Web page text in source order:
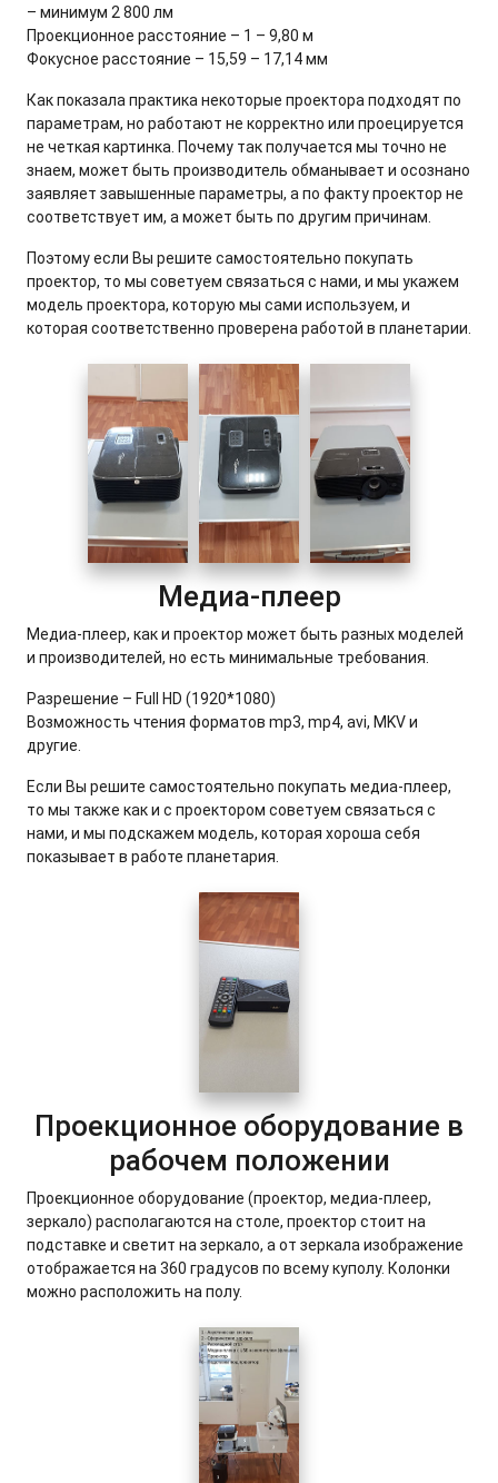
– минимум 2 800 лм
Проекционное расстояние – 1 – 9,80 м
Фокусное расстояние – 15,59 – 17,14 мм
Как показала практика некоторые проектора подходят по
параметрам, но работают не корректно или проецируется
не четкая картинка. Почему так получается мы точно не
знаем, может быть производитель обманывает и осознано
заявляет завышенные параметры, а по факту проектор не
соответствует им, а может быть по другим причинам.
Поэтому если Вы решите самостоятельно покупать
проектор, то мы советуем связаться с нами, и мы укажем
модель проектора, которую мы сами используем, и
которая соответственно проверена работой в планетарии.
Медиа-плеер
Медиа-плеер, как и проектор может быть разных моделей
и производителей, но есть минимальные требования.
Разрешение – Full HD (1920*1080)
Возможность чтения форматов mp3, mp4, avi, MKV и
другие.
Если Вы решите самостоятельно покупать медиа-плеер,
то мы также как и с проектором советуем связаться с
нами, и мы подскажем модель, которая хороша себя
показывает в работе планетария.
Проекционное оборудование в
рабочем положении
Проекционное оборудование (проектор, медиа-плеер,
зеркало) располагаются на столе, проектор стоит на
подставке и светит на зеркало, а от зеркала изображение
отображается на 360 градусов по всему куполу. Колонки
можно расположить на полу.